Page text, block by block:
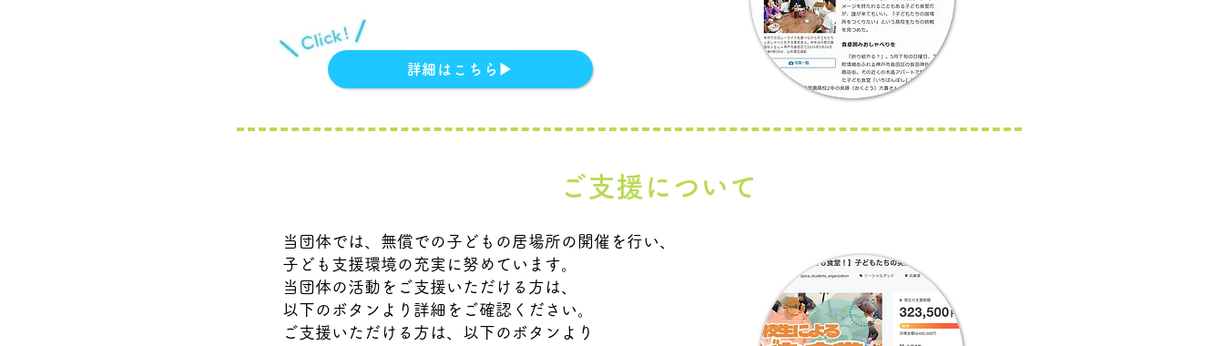
詳細はこちら▶︎
ご支援について
当団体では、無償での子どもの居場所の開催を行い、
子ども支援環境の充実に努めています。
当団体の活動を​ご支援いただける方は、
以下のボタンより詳細を​ご確認ください。
​ご支援いただける方は、以下のボタンより